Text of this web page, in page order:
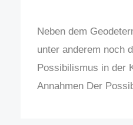
Neben dem
unter anderem noch
Possibilismus in der
Annahmen Der